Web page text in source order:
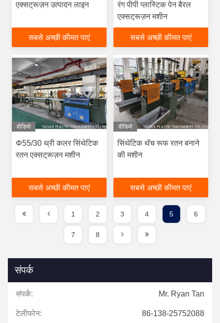
एक्सट्रूज़न उत्पादन लाइन
सबसे अच्छी कीमत पाएं
रंग पीपी प्लास्टिक पेन बैरल
एक्सट्रूज़न मशीन
सबसे अच्छी कीमत पाएं
वीडियो
Φ55/30 थ्री कलर सिंथेटिक
रतन एक्सट्रूज़न मशीन
सबसे अच्छी कीमत पाएं
वीडियो
सिंथेटिक थॅच रूफ रतन बनाने
की मशीन
सबसे अच्छी कीमत पाएं
1 2 3 4 5 6
7 8
संपर्क
संपर्क: Mr. Ryan Tan
टेलीफोन: 86-138-25752088